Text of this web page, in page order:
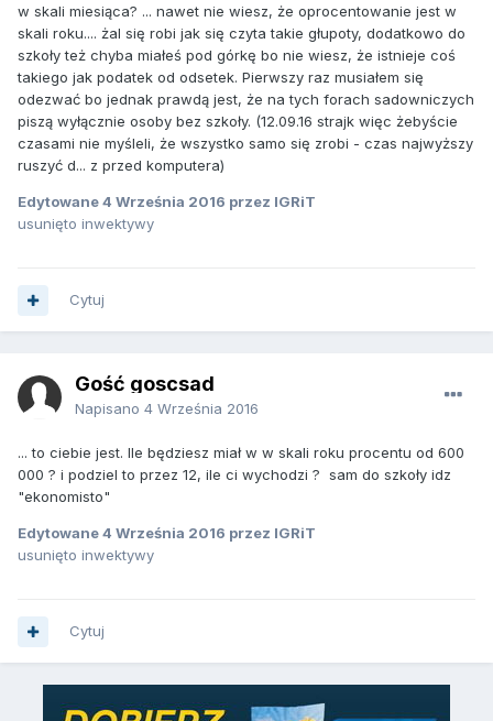
w skali miesiąca? ... nawet nie wiesz, że oprocentowanie jest w
skali roku.... żal się robi jak się czyta takie głupoty, dodatkowo do
szkoły też chyba miałeś pod górkę bo nie wiesz, że istnieje coś
takiego jak podatek od odsetek. Pierwszy raz musiałem się
odezwać bo jednak prawdą jest, że na tych forach sadowniczych
piszą wyłącznie osoby bez szkoły. (12.09.16 strajk więc żebyście
czasami nie myśleli, że wszystko samo się zrobi - czas najwyższy
ruszyć d... z przed komputera)
Edytowane4 Września 2016 przez IGRiT
usunięto inwektywy
Cytuj
Gość goscsad
Napisano 4 Września 2016
... to ciebie jest. Ile będziesz miał w w skali roku procentu od 600
000 ? i podziel to przez 12, ile ci wychodzi ? sam do szkoły idz
"ekonomisto"
Edytowane4 Września 2016 przez IGRiT
usunięto inwektywy
Cytuj